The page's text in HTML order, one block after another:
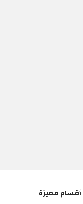
أقسام مميزة